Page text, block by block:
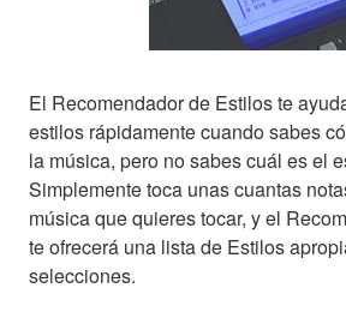
El Recomendador de Estilos te
estilos rápidamente cuando sabes
la música, pero no sabes cuál es el
Simplemente toca unas cuantas
música que quieres tocar, y el
te ofrecerá una lista de Estilos
selecciones.